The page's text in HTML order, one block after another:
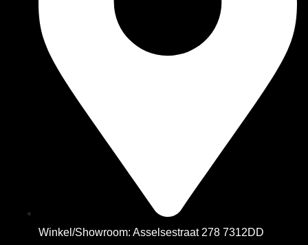
Winkel/Showroom: Asselsestraat 278 7312DD